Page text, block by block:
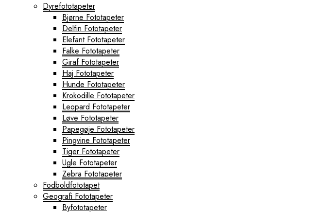
Dyrefototapeter
Bjørne Fototapeter
Delfin Fototapeter
Elefant Fototapeter
Falke Fototapeter
Giraf Fototapeter
Haj Fototapeter
Hunde Fototapeter
Krokodille Fototapeter
Leopard Fototapeter
Løve Fototapeter
Papegøje Fototapeter
Pingvine Fototapeter
Tiger Fototapeter
Ugle Fototapeter
Zebra Fototapeter
Fodboldfototapet
Geografi Fototapeter
Byfototapeter